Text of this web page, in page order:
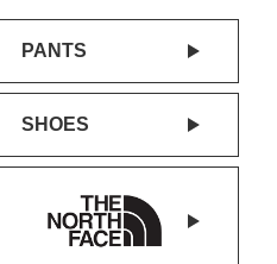
PANTS
SHOES